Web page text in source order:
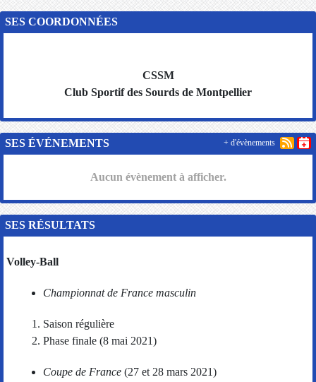
SES COORDONNÉES
CSSM
Club Sportif des Sourds de Montpellier
SES ÉVÉNEMENTS
Aucun évènement à afficher.
+ d'évènements
SES RÉSULTATS
Volley-Ball
Championnat de France masculin
Saison régulière
Phase finale (8 mai 2021)
Coupe de France (27 et 28 mars 2021)